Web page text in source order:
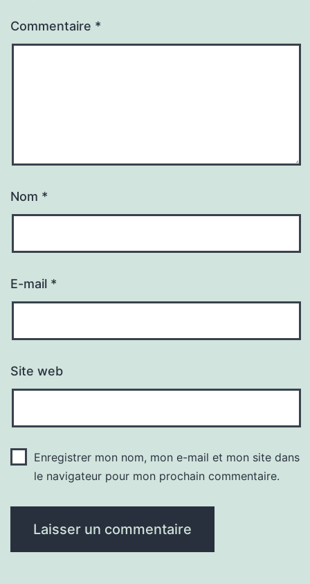
Commentaire *
Nom *
E-mail *
Site web
Enregistrer mon nom, mon e-mail et mon site dans
le navigateur pour mon prochain commentaire.